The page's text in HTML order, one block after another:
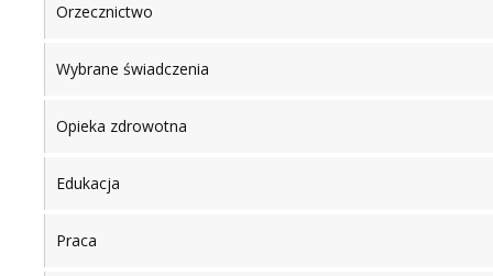
Orzecznictwo
Wybrane świadczenia
Opieka zdrowotna
Edukacja
Praca